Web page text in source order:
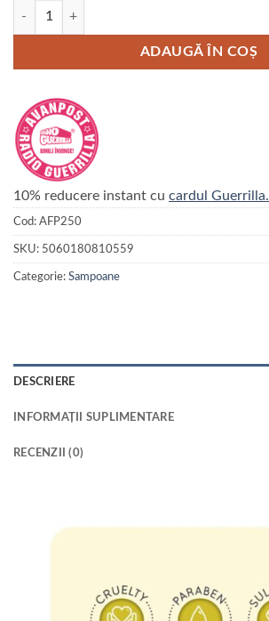
Cantitate Sampon Fox Poo ANIMOLOGY
ADAUGĂ ÎN COȘ
10% reducere instant cu cardul Guerrilla.
Cod: AFP250
SKU: 5060180810559
Categorie: Sampoane
DESCRIERE
INFORMAȚII SUPLIMENTARE
RECENZII (0)